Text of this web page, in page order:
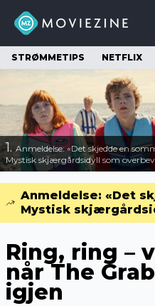
STRØMMETIPS NETFLIX
1.Anmeldelse: «Det skjedde en
Mystisk skjærgårdsidyll som
Anmeldelse: «Det
Mystisk
Ring, ring –
når The
igjen